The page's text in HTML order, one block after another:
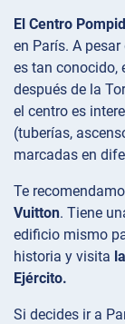
El Centro
en París. A
es tan conocido,
después de la
el centro es
(tuberías,
marcadas en
Te
Vuitton. Tiene
edificio mismo
historia y visita
Ejército.
Si decides ir a